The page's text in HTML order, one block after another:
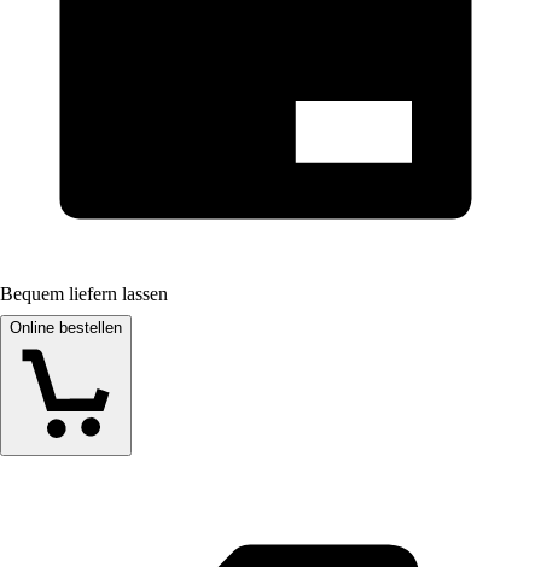
Bequem liefern lassen
Online bestellen